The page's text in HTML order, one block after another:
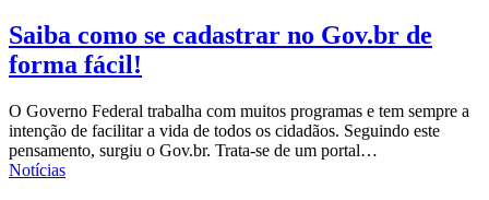
Saiba como se cadastrar no Gov.br de
forma fácil!
O Governo Federal trabalha com muitos programas e tem sempre a
intenção de facilitar a vida de todos os cidadãos. Seguindo este
pensamento, surgiu o Gov.br. Trata-se de um portal…
Notícias